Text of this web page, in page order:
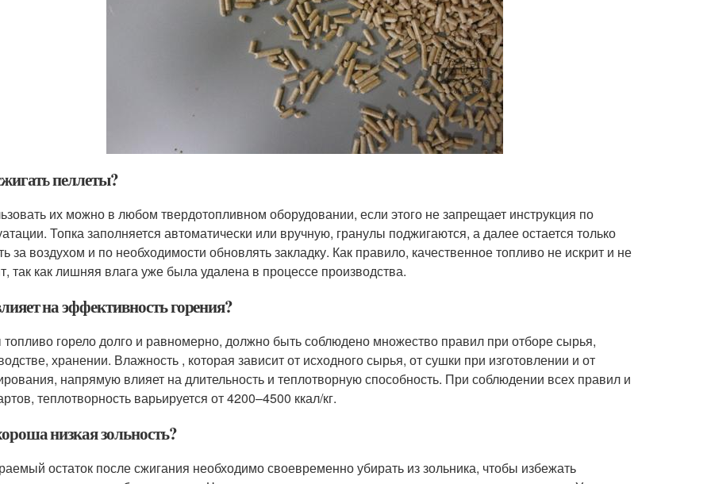
пеллеты?
их можно в любом твердотопливном оборудовании, если этого не запрещает инструкция по
Топка заполняется автоматически или вручную, гранулы поджигаются, а далее остается только
за воздухом и по необходимости обновлять закладку. Как правило, качественное топливо не искрит и не
так как лишняя влага уже была удалена в процессе производства.
на эффективность горения?
горело долго и равномерно, должно быть соблюдено множество правил при отборе сырья,
хранении. Влажность , которая зависит от исходного сырья, от сушки при изготовлении и от
напрямую влияет на длительность и теплотворную способность. При соблюдении всех правил и
теплотворность варьируется от 4200–4500 ккал/кг.
низкая зольность?
остаток после сжигания необходимо своевременно убирать из зольника, чтобы избежать